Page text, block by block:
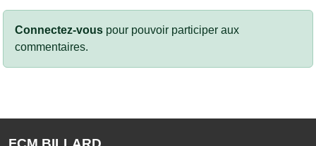
Connectez-vous pour pouvoir participer aux
commentaires.